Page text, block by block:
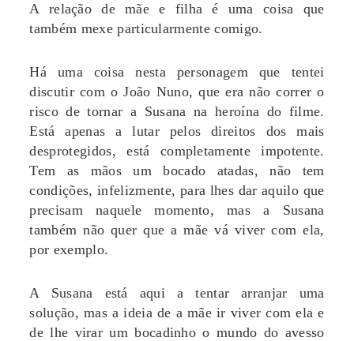
A relação de mãe e filha é uma coisa que
também mexe particularmente comigo.
Há uma coisa nesta personagem que tentei
discutir com o João Nuno, que era não correr o
risco de tornar a Susana na heroína do filme.
Está apenas a lutar pelos direitos dos mais
desprotegidos, está completamente impotente.
Tem as mãos um bocado atadas, não tem
condições, infelizmente, para lhes dar aquilo que
precisam naquele momento, mas a Susana
também não quer que a mãe vá viver com ela,
por exemplo.
A Susana está aqui a tentar arranjar uma
solução, mas a ideia de a mãe ir viver com ela e
de lhe virar um bocadinho o mundo do avesso